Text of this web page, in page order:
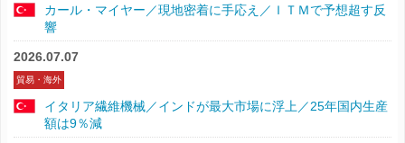
カール・マイヤー／現地密着に手応え／ＩＴＭで予想超す反
響
2026.07.07
貿易・海外
イタリア繊維機械／インドが最大市場に浮上／25年国内生産
額は9％減